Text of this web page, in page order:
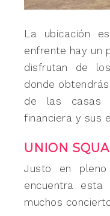
La ubicación
enfrente hay un
disfrutan de
donde
de las casas
financiera y sus
UNION
Justo en
encuentra
muchos